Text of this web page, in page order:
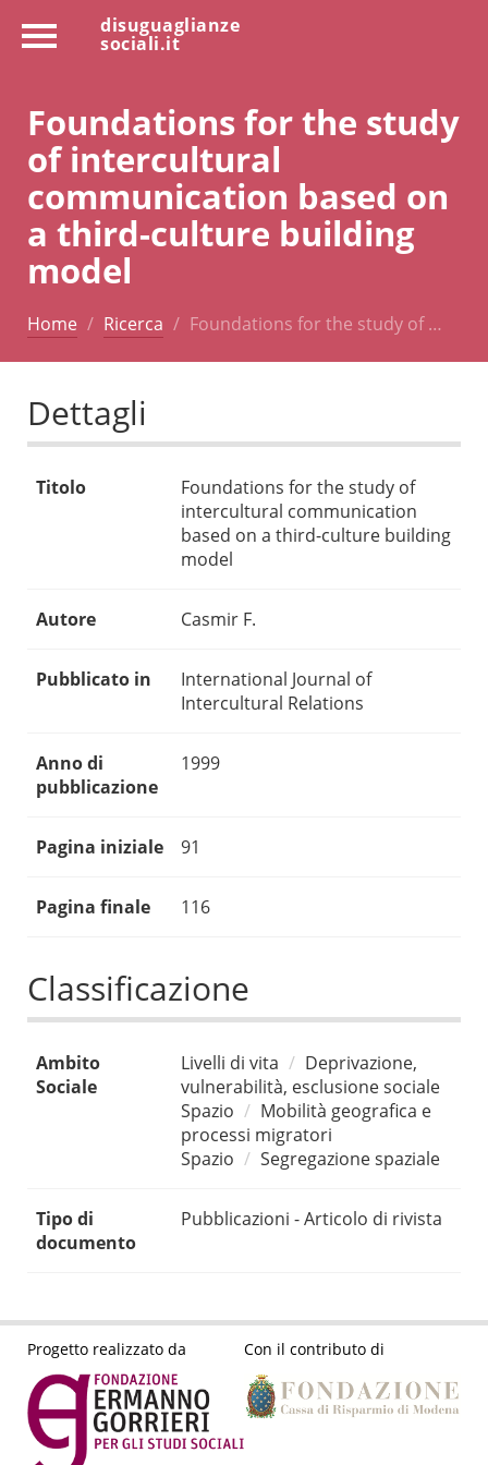
disuguaglianze
sociali.it
Foundations for the study
of intercultural
communication based on
a third-culture building
model
Home Ricerca Foundations for the study of …
Dettagli
Titolo
Foundations for the study of
intercultural communication
based on a third-culture building
model
Autore Casmir F.
Pubblicato in
International Journal of
Intercultural Relations
Anno di
pubblicazione
1999
Pagina iniziale 91
Pagina finale 116
Classificazione
Ambito
Sociale
Livelli di vita
Deprivazione,
vulnerabilità, esclusione sociale
Spazio
Mobilità geografica e
processi migratori
Spazio
Segregazione spaziale
Tipo di
documento
Pubblicazioni - Articolo di rivista
Progetto realizzato da Con il contributo di